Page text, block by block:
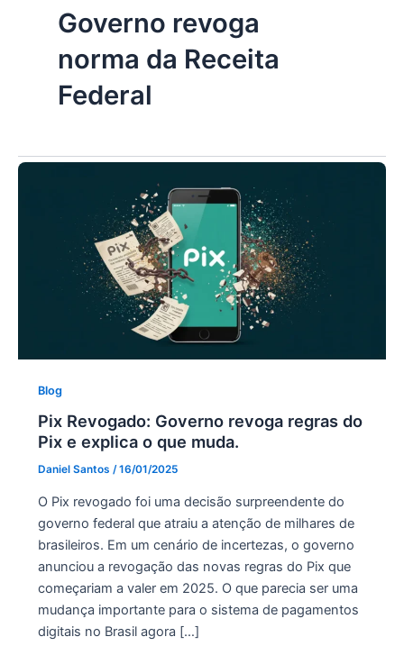
Governo revoga
norma da Receita
Federal
Blog
Pix Revogado: Governo revoga regras do
Pix e explica o que muda.
Daniel Santos /16/01/2025
O Pix revogado foi uma decisão surpreendente do
governo federal que atraiu a atenção de milhares de
brasileiros. Em um cenário de incertezas, o governo
anunciou a revogação das novas regras do Pix que
começariam a valer em 2025. O que parecia ser uma
mudança importante para o sistema de pagamentos
digitais no Brasil agora […]